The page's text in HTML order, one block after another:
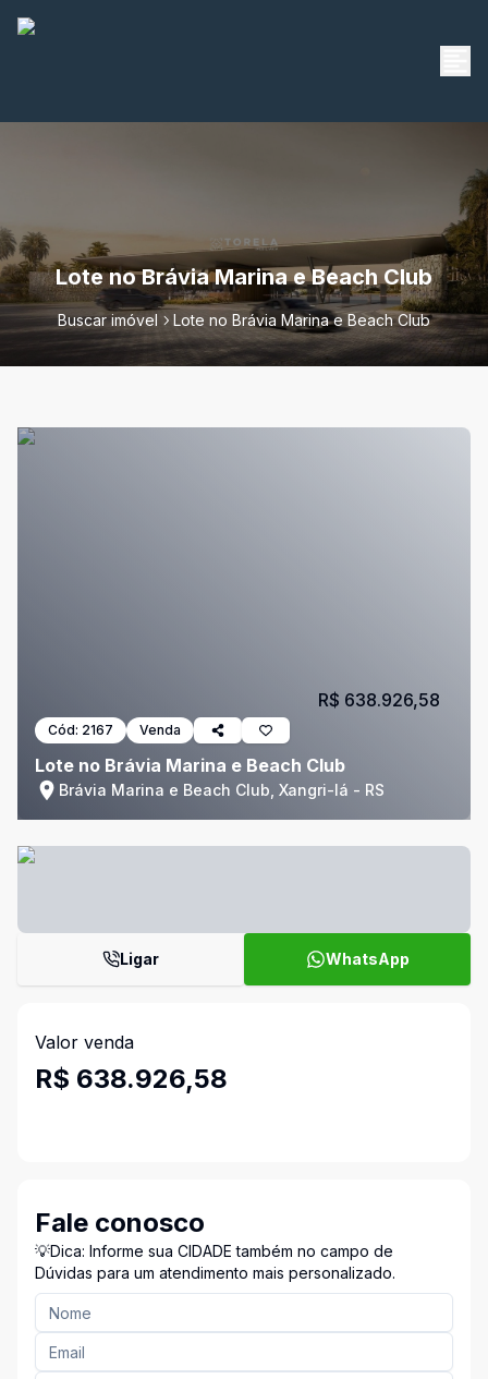
Lote no Brávia Marina e Beach Club
Buscar imóvel Lote no Brávia Marina e Beach Club
Cód: 2167 Venda
Lote no Brávia Marina e Beach Club
Brávia Marina e Beach Club, Xangri-lá - RS
R$ 638.926,58
Ligar WhatsApp
Valor venda
R$ 638.926,58
Fale conosco
💡Dica: Informe sua CIDADE também no campo de
Dúvidas para um atendimento mais personalizado.